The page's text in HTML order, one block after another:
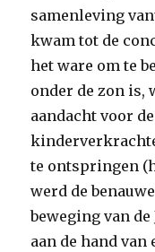
samenleving
kwam tot de
het ware om te
onder de zon is,
aandacht voor
te ontspringen
werd de
beweging van de
aan de hand